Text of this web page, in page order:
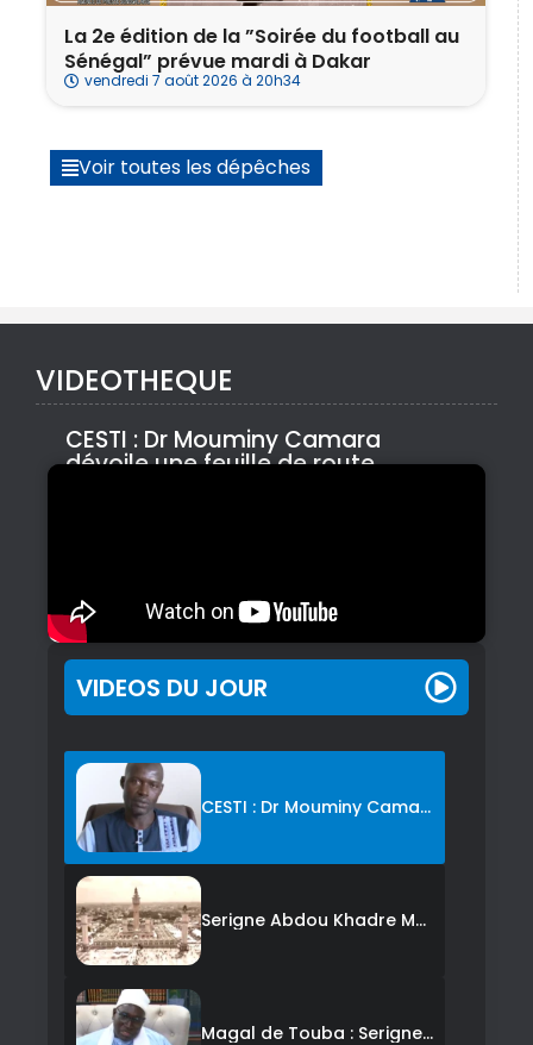
La 2e édition de la ”Soirée du football au
Sénégal” prévue mardi à Dakar ‎
vendredi 7 août 2026 à 20h34
Voir toutes les dépêches
VIDEOTHEQUE
VIDEOS DU JOUR
CESTI : Dr Mouminy Camara dévoile une feuille de route
Serigne Abdou Khadre Mbacké, « Borom Bagdad » : 22 ans d’imamat, 11 mois de khalifat
Magal de Touba : Serigne Ahmadou Badawi Mbacké livre les clés d’un magal réussi
CESTI : Dr Mouminy Camara
dévoile une feuille de route